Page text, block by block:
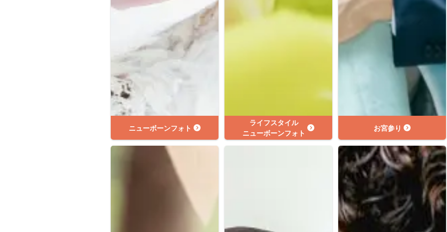
ニューボーンフォト
ライフスタイル
ニューボーンフォト
お宮参り